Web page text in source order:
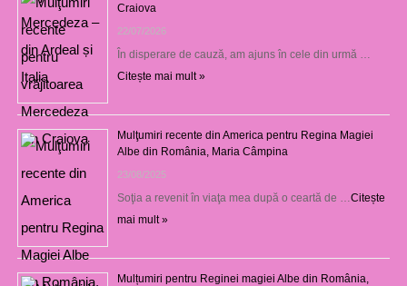
Craiova
22/07/2026
În disperare de cauză, am ajuns în cele din urmă …
Citește mai mult »
Mulţumiri recente din America pentru Regina Magiei
Albe din România, Maria Câmpina
23/08/2025
Soţia a revenit în viaţa mea după o ceartă de … Citește
mai mult »
Mulțumiri pentru Reginei magiei Albe din România,